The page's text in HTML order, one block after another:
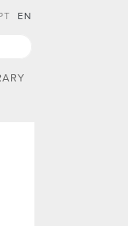
EN